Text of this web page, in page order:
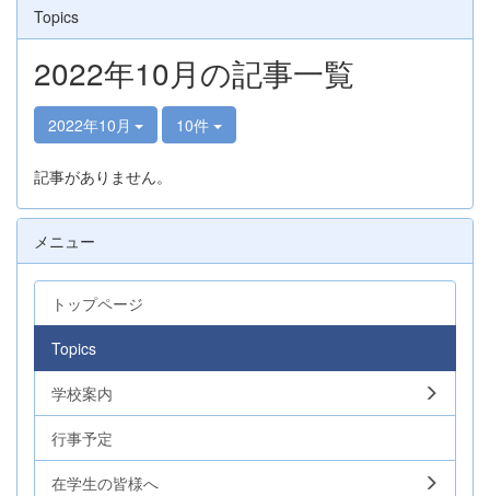
Topics
2022年10月の記事一覧
2022年10月 10件
記事がありません。
メニュー
トップページ
Topics
学校案内
行事予定
在学生の皆様へ